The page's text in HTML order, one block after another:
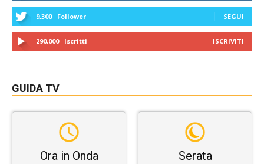
9,300 Follower SEGUI
290,000 Iscritti ISCRIVITI
GUIDA TV
Ora in Onda Serata